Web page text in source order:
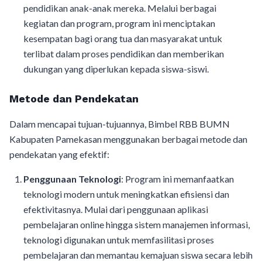
pendidikan anak-anak mereka. Melalui berbagai
kegiatan dan program, program ini menciptakan
kesempatan bagi orang tua dan masyarakat untuk
terlibat dalam proses pendidikan dan memberikan
dukungan yang diperlukan kepada siswa-siswi.
Metode dan Pendekatan
Dalam mencapai tujuan-tujuannya, Bimbel RBB BUMN
Kabupaten Pamekasan menggunakan berbagai metode dan
pendekatan yang efektif:
Penggunaan Teknologi: Program ini memanfaatkan
teknologi modern untuk meningkatkan efisiensi dan
efektivitasnya. Mulai dari penggunaan aplikasi
pembelajaran online hingga sistem manajemen informasi,
teknologi digunakan untuk memfasilitasi proses
pembelajaran dan memantau kemajuan siswa secara lebih